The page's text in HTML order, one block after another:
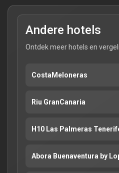
Andere hotels
Ontdek meer hotels en
CostaMeloneras
Riu GranCanaria
H10 Las Palmeras
Abora Buenaventura by